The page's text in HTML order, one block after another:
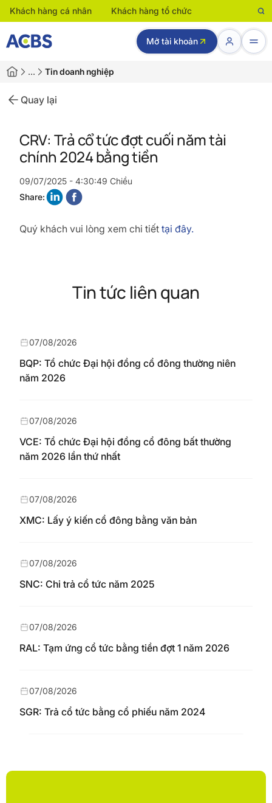
Khách hàng cá nhân Khách hàng tổ chức
Mở tài khoản
… Tin doanh nghiệp
Quay lại
CRV: Trả cổ tức đợt cuối năm tài
chính 2024 bằng tiền
09/07/2025 - 4:30:49 Chiều
Share:
Quý khách vui lòng xem chi tiết tại đây.
Tin tức liên quan
BQP: Tổ chức Đại hội đồng cổ đông thường niên
năm 2026
07/08/2026
VCE: Tổ chức Đại hội đồng cổ đông bất thường
năm 2026 lần thứ nhất
07/08/2026
XMC: Lấy ý kiến cổ đông bằng văn bản
07/08/2026
SNC: Chi trả cổ tức năm 2025
07/08/2026
RAL: Tạm ứng cổ tức bằng tiền đợt 1 năm 2026
07/08/2026
SGR: Trả cổ tức bằng cổ phiếu năm 2024
07/08/2026